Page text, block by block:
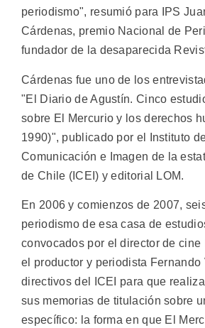
periodismo", resumió para IPS
Cárdenas, premio Nacional de
fundador de la desaparecida
Cárdenas fue uno de los
"El Diario de Agustín. Cinco
sobre El Mercurio y los derechos
1990)", publicado por el Instituto
Comunicación e Imagen de la
de Chile (ICEI) y editorial LOM.
En 2006 y comienzos de 2007,
periodismo de esa casa de
convocados por el director de cine
el productor y periodista
directivos del ICEI para que
sus memorias de titulación sobre
específico: la forma en que El